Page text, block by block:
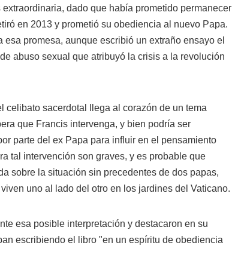
dado que había prometido permanecer
en 2013 y prometió su obediencia al nuevo Papa.
esa promesa, aunque escribió un extraño ensayo el
abuso sexual que atribuyó la crisis a la revolución
celibato sacerdotal llega al corazón de un tema
que Francis intervenga, y bien podría ser
parte del ex Papa para influir en el pensamiento
tal intervención son graves, y es probable que
sobre la situación sin precedentes de dos papas,
uno al lado del otro en los jardines del Vaticano.
esa posible interpretación y destacaron en su
escribiendo el libro "en un espíritu de obediencia